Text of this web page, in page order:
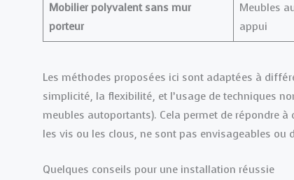
Mobilier polyvalent sans mur
porteur
Meubles
appui
Les méthodes proposées ici sont adaptées à
simplicité, la flexibilité, et l’usage de techniques
meubles autoportants). Cela permet de répondre
les vis ou les clous, ne sont pas envisageables ou
Quelques conseils pour une installation réussie